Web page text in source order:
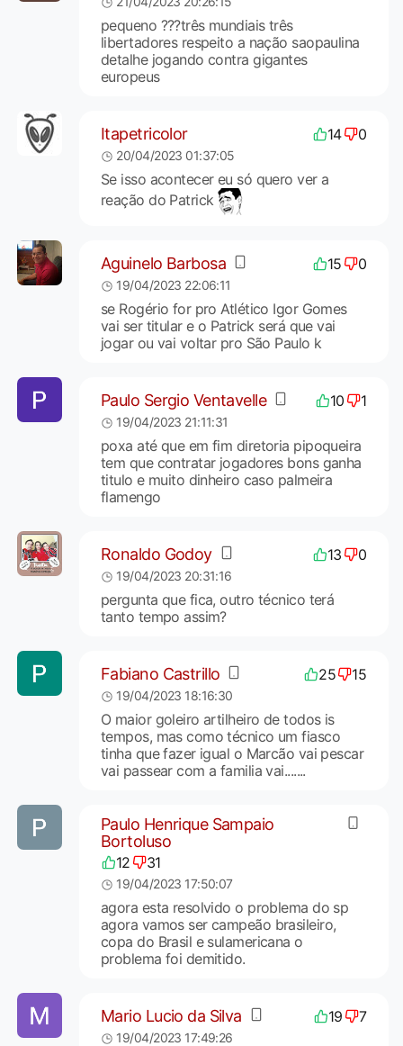
pequeno ???três mundiais três
libertadores respeito a nação saopaulina
detalhe jogando contra gigantes
europeus
Itapetricolor 14 0
20/04/2023 01:37:05
Se isso acontecer eu só quero ver a
reação do Patrick
Aguinelo Barbosa 15 0
19/04/2023 22:06:11
se Rogério for pro Atlético Igor Gomes
vai ser titular e o Patrick será que vai
jogar ou vai voltar pro São Paulo k
Paulo Sergio Ventavelle 10 1
19/04/2023 21:11:31
poxa até que em fim diretoria pipoqueira
tem que contratar jogadores bons ganha
titulo e muito dinheiro caso palmeira
flamengo
Ronaldo Godoy 13 0
19/04/2023 20:31:16
pergunta que fica, outro técnico terá
tanto tempo assim?
Fabiano Castrillo 25 15
19/04/2023 18:16:30
O maior goleiro artilheiro de todos is
tempos, mas como técnico um fiasco
tinha que fazer igual o Marcão vai pescar
vai passear com a familia vai.......
Paulo Henrique Sampaio
Bortoluso
12 31
19/04/2023 17:50:07
agora esta resolvido o problema do sp
agora vamos ser campeão brasileiro,
copa do Brasil e sulamericana o
problema foi demitido.
Mario Lucio da Silva 19 7
19/04/2023 17:49:26